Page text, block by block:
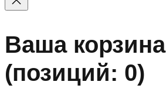
Ваша корзина
(позиций: 0)